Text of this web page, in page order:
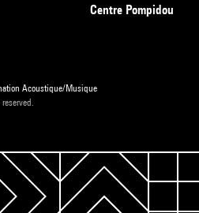
Centre Pompidou
Acoustique/Musique